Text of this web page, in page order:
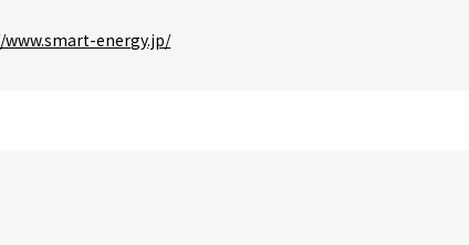
energy.jp/